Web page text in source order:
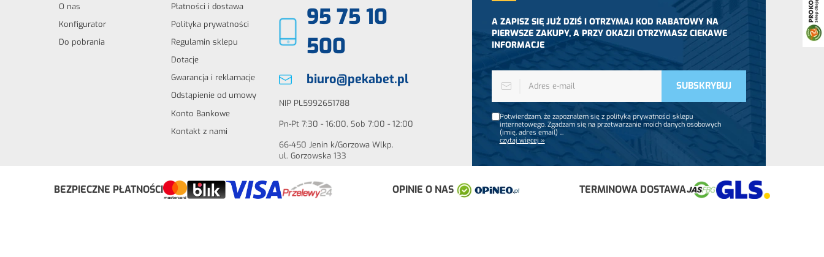
O nas
Konfigurator
Do pobrania
Płatności i dostawa
Polityka prywatności
Regulamin sklepu
Dotacje
Gwarancja i reklamacje
Odstąpienie od umowy
Konto Bankowe
Kontakt z nami
95 75 10
500
biuro@pekabet.pl
NIP PL5992651788
Pn-Pt 7:30 - 16:00, Sob 7:00 - 12:00
66-450 Jenin k/Gorzowa Wlkp.
ul. Gorzowska 133
Odstąp od umowy tutaj
A ZAPISZ SIĘ JUŻ DZIŚ I OTRZYMAJ KOD RABATOWY NA
PIERWSZE ZAKUPY, A PRZY OKAZJI OTRZYMASZ CIEKAWE
INFORMACJE
Potwierdzam, że zapoznałem się z polityką prywatności sklepu
internetowego. Zgadzam się na przetwarzanie moich danych osobowych
(imię, adres email) ...
czytaj więcej »
BEZPIECZNE PŁATNOŚCI OPINIE O NAS TERMINOWA DOSTAWA